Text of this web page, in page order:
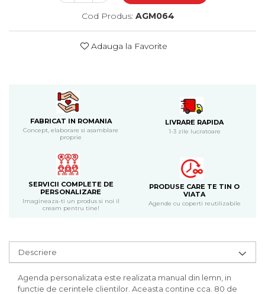
Cadouri pentru mama
Cadouri pentru tata
Cadouri pentru cea mai buna
CERCEI ZAMAC
Ateliere - planse cu nisip colorat
Cod Produs: AGM064
Adauga la Favorite
FABRICAT IN ROMANIA
Concept, elaborare si asamblare
proprie
LIVRARE RAPIDA
1-3 zile lucratoare
SERVICII COMPLETE DE
PERSONALIZARE
Imagineaza-ti un produs si noi il
cream pentru tine!
PRODUSE CARE TE TIN O
VIATA
Agende cu coperti reutilizabile
Descriere
Agenda personalizata este realizata manual din lemn, in
functie de cerintele clientilor. Aceasta contine cca. 80 de